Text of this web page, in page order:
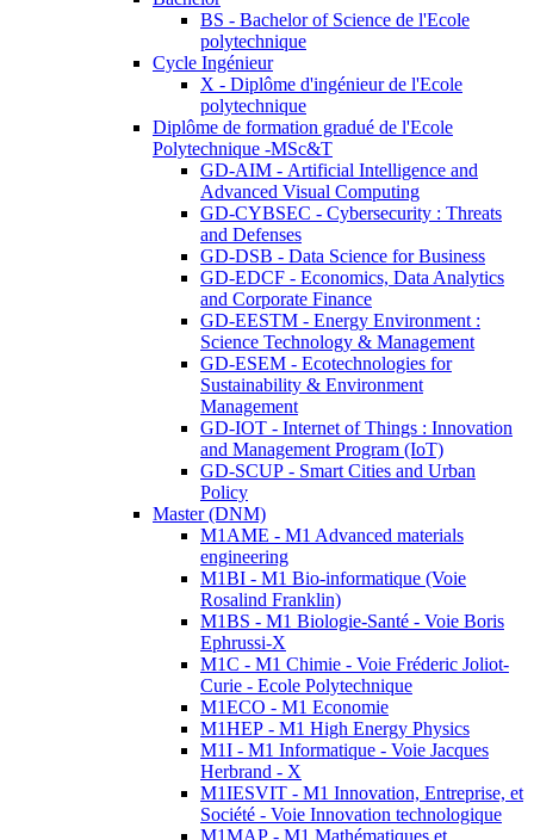
BS - Bachelor of Science de l'Ecole
polytechnique
Cycle Ingénieur
X - Diplôme d'ingénieur de l'Ecole
polytechnique
Diplôme de formation gradué de l'Ecole
Polytechnique -MSc&T
GD-AIM - Artificial Intelligence and
Advanced Visual Computing
GD-CYBSEC - Cybersecurity : Threats
and Defenses
GD-DSB - Data Science for Business
GD-EDCF - Economics, Data Analytics
and Corporate Finance
GD-EESTM - Energy Environment :
Science Technology & Management
GD-ESEM - Ecotechnologies for
Sustainability & Environment
Management
GD-IOT - Internet of Things : Innovation
and Management Program (IoT)
GD-SCUP - Smart Cities and Urban
Policy
Master (DNM)
M1AME - M1 Advanced materials
engineering
M1BI - M1 Bio-informatique (Voie
Rosalind Franklin)
M1BS - M1 Biologie-Santé - Voie Boris
Ephrussi-X
M1C - M1 Chimie - Voie Fréderic Joliot-
Curie - Ecole Polytechnique
M1ECO - M1 Economie
M1HEP - M1 High Energy Physics
M1I - M1 Informatique - Voie Jacques
Herbrand - X
M1IESVIT - M1 Innovation, Entreprise, et
Société - Voie Innovation technologique
M1MAP - M1 Mathématiques et